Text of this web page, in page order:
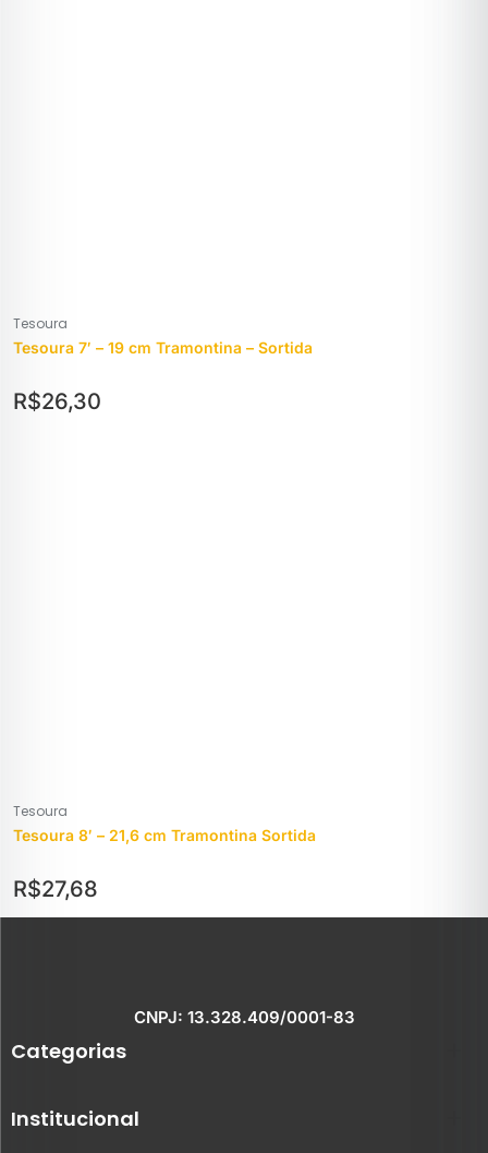
Tesoura
Tesoura 7′ – 19 cm Tramontina – Sortida
R$26,30
Tesoura
Tesoura 8′ – 21,6 cm Tramontina Sortida
R$27,68
CNPJ: 13.328.409/0001-83
Categorias
Institucional